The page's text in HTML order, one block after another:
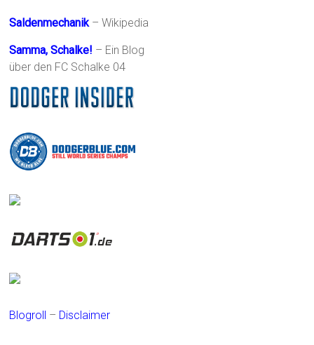
Saldenmechanik– Wikipedia
Samma, Schalke! – Ein Blog
über den FC Schalke 04
Blogroll – Disclaimer